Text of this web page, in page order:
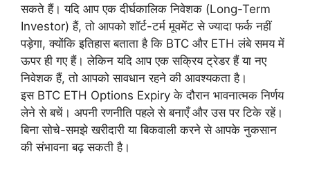
सकते हैं। यदि आप एक दीर्घकालिक निवेशक (Long-Term
Investor) हैं, तो आपको शॉर्ट-टर्म मूवमेंट से ज्यादा फर्क नहीं
पड़ेगा, क्योंकि इतिहास बताता है कि BTC और ETH लंबे समय में
ऊपर ही गए हैं। लेकिन यदि आप एक सक्रिय ट्रेडर हैं या नए
निवेशक हैं, तो आपको सावधान रहने की आवश्यकता है।
इस BTC ETH Options Expiry के दौरान भावनात्मक निर्णय
लेने से बचें। अपनी रणनीति पहले से बनाएँ और उस पर टिके रहें।
बिना सोचे-समझे खरीदारी या बिकवाली करने से आपके नुकसान
की संभावना बढ़ सकती है।